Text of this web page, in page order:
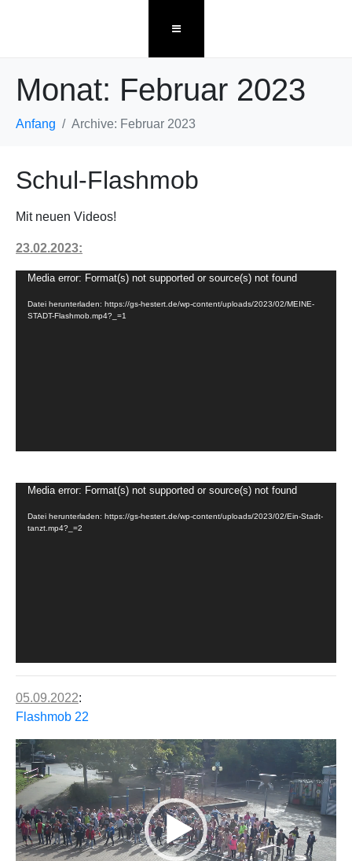
Monat: Februar 2023
Anfang Archive: Februar 2023
Schul-Flashmob
Mit neuen Videos!
23.02.2023:
Video-
Media error: Format(s) not supported or source(s) not found
Datei herunterladen: https://gs-hestert.de/wp-content/uploads/2023/02/MEINE-
STADT-Flashmob.mp4?_=1
Video-
Media error: Format(s) not supported or source(s) not found
Datei herunterladen: https://gs-hestert.de/wp-content/uploads/2023/02/Ein-Stadt-
tanzt.mp4?_=2
05.09.2022:
Flashmob 22
Video-
Player